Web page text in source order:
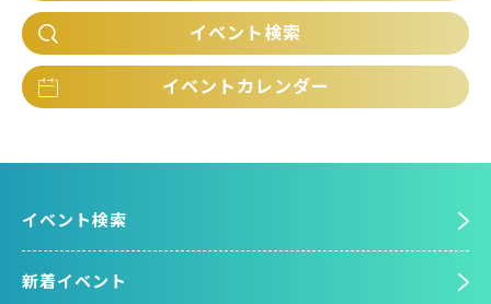
イベント検索
イベントカレンダー
イベント検索
新着イベント